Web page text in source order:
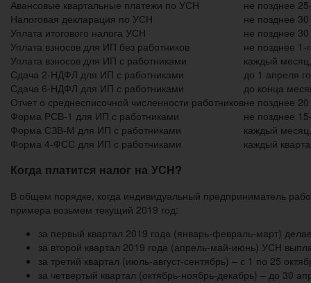
Авансовые квартальные платежи по УСН
не позднее
Налоговая декларация по УСН
не позднее
Уплата итогового налога УСН
не позднее
Уплата взносов для ИП без работников
не позднее
Уплата взносов для ИП с работниками
каждый
Сдача 2-НДФЛ для ИП с работниками
до 1 апреля
Сдача 6-НДФЛ для ИП с работниками
до конца
Отчет о среднесписочной численности работниковне позднее
Форма РСВ-1 для ИП с работниками
не позднее
Форма СЗВ-М для ИП с работниками
каждый
Форма 4-ФСС для ИП с работниками
каждый
Когда платится налог на УСН?
В общем порядке, когда индивидуальный предприниматель
примера возьмем текущий 2019 год:
за первый квартал 2019 года (январь-февраль-март)
за второй квартал 2019 года (апрель-май-июнь) УСН
за третий квартал (июль-август-сентябрь) – с 1 по 25
за четвертый квартал (октябрь-ноябрь-декабрь) – до